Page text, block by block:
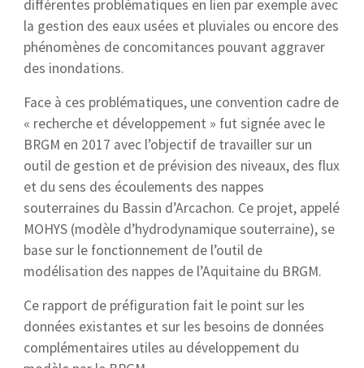
différentes problématiques en lien par exemple avec
la gestion des eaux usées et pluviales ou encore des
phénomènes de concomitances pouvant aggraver
des inondations.
Face à ces problématiques, une convention cadre de
« recherche et développement » fut signée avec le
BRGM en 2017 avec l’objectif de travailler sur un
outil de gestion et de prévision des niveaux, des flux
et du sens des écoulements des nappes
souterraines du Bassin d’Arcachon. Ce projet, appelé
MOHYS (modèle d’hydrodynamique souterraine), se
base sur le fonctionnement de l’outil de
modélisation des nappes de l’Aquitaine du BRGM.
Ce rapport de préfiguration fait le point sur les
données existantes et sur les besoins de données
complémentaires utiles au développement du